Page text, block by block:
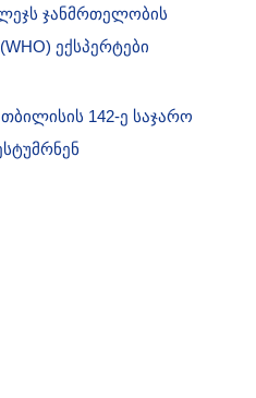
ჯანმრთელობის
ექსპერტები
142-ე საჯარო